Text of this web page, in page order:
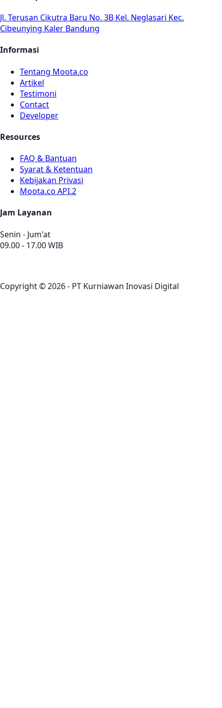
Jl. Terusan Cikutra Baru No. 3B Kel. Neglasari Kec.
Cibeunying Kaler Bandung
Informasi
Tentang Moota.co
Artikel
Testimoni
Contact
Developer
Resources
FAQ & Bantuan
Syarat & Ketentuan
Kebijakan Privasi
Moota.co API.2
Jam Layanan
Senin - Jum'at
09.00 - 17.00 WIB
Copyright © 2026 - PT Kurniawan Inovasi Digital